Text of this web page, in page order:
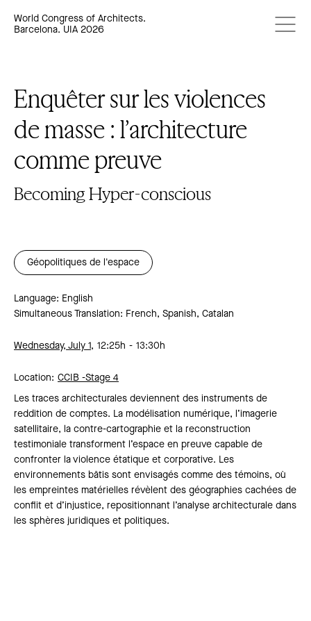
World Congress of Architects.
Barcelona. UIA 2026
Enquêter sur les violences
de masse : l’architecture
comme preuve
Becoming Hyper-conscious
Géopolitiques de l'espace
Language: English
Simultaneous Translation: French, Spanish, Catalan
Wednesday, July 1, 12:25h 13:30h
Location: CCIB -Stage 4
Les traces architecturales deviennent des instruments de
reddition de comptes. La modélisation numérique, l’imagerie
satellitaire, la contre-cartographie et la reconstruction
testimoniale transforment l’espace en preuve capable de
confronter la violence étatique et corporative. Les
environnements bâtis sont envisagés comme des témoins, où
les empreintes matérielles révèlent des géographies cachées de
conflit et d’injustice, repositionnant l’analyse architecturale dans
les sphères juridiques et politiques.